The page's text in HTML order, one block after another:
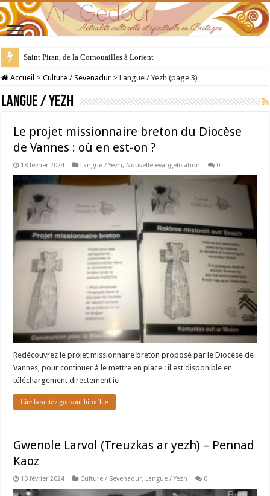
28 juillet : Saint Samson de Dol, père de la Bretagne chrétienne
Accueil > Culture / Sevenadur > Langue / Yezh (page 3)
Langue / Yezh
Le projet missionnaire breton du Diocèse
de Vannes : où en est-on ?
18 février 2024 Langue / Yezh, Nouvelle évangélisation 0
Redécouvrez le projet missionnaire breton proposé par le Diocèse de
Vannes, pour continuer à le mettre en place : il est disponible en
téléchargement directement ici
Lire la suite / gouzout hiroc'h »
Gwenole Larvol (Treuzkas ar yezh) – Pennad
Kaoz
10 février 2024 Culture / Sevenadur, Langue / Yezh 0